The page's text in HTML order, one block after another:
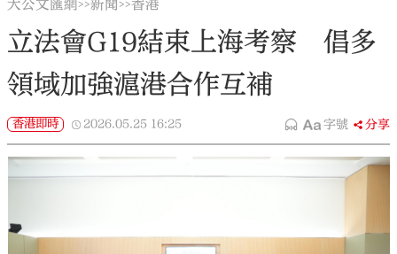
大公文匯網>>新聞>>香港
立法會G19結束上海考察 倡多
領域加強滬港合作互補
香港即時 2026.05.25 16:25 字號 分享